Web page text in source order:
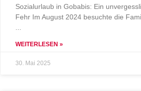
Sozialurlaub in Gobabis: Ein
Fehr Im August 2024 besuchte die
WEITERLESEN »
30. Mai 2025